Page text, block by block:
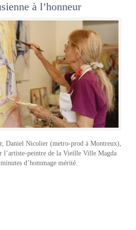
à l’honneur
Daniel Nicolier (metro-prod à Montreux),
l’artiste-peintre de la Vieille Ville Magda
d’hommage mérité.